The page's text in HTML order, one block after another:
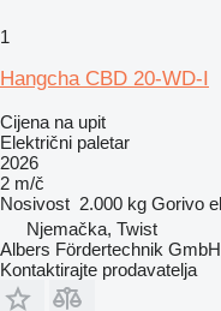
1
Hangcha CBD 20-WD-I
Cijena na upit
Električni paletar
2026
2 m/č
Nosivost 2.000 kg Gorivo
Njemačka, Twist
Albers Fördertechnik
Kontaktirajte prodavatelja